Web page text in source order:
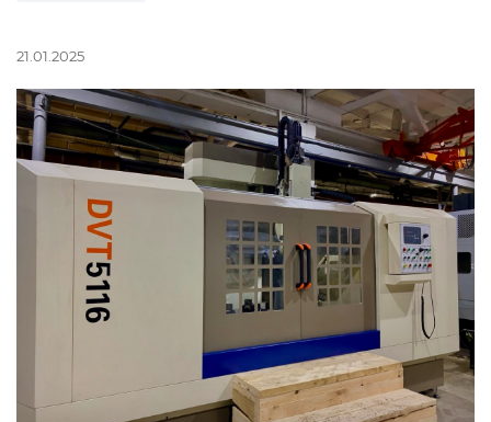
21.01.2025